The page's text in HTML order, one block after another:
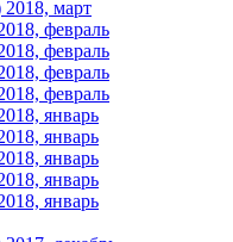
март
февраль
февраль
февраль
февраль
январь
январь
январь
январь
январь